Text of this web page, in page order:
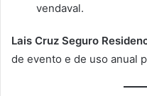
vendaval.
Lais Cruz Seguro
de evento e de uso anual